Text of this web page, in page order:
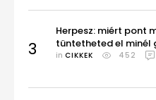
3
Herpesz: miért pont
tüntetheted el minél
in CIKKEK 452